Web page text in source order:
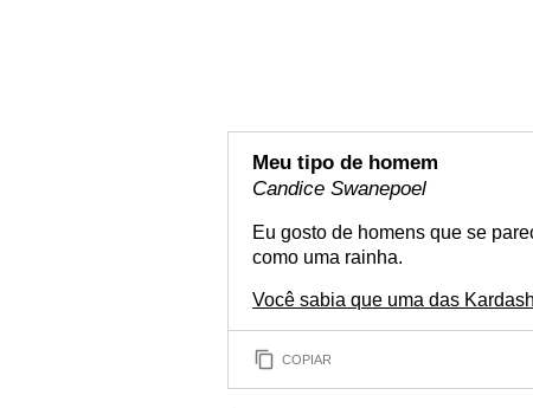
Meu tipo de homem
Candice Swanepoel
Eu gosto de homens que se
como uma rainha.
Você sabia que uma das
COPIAR